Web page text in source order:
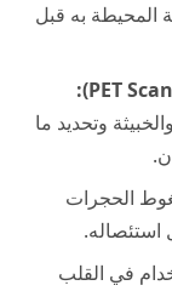
المحيطة به قبل
وتحديد ما
الحجرات
استئصاله.
في القلب